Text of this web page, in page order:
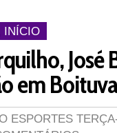
INÍCIO
José
em
ESPORTES